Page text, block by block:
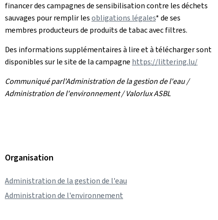
financer des campagnes de sensibilisation contre les déchets
sauvages pour remplir lesobligations légales* de ses
membres producteurs de produits de tabac avec filtres.
Des informations supplémentaires à lire et à télécharger sont
disponibles sur le site de la campagne https://littering.lu/
Communiqué parl'Administration de la gestion de l'eau /
Administration de l'environnement / Valorlux ASBL
Organisation
Administration de la gestion de l'eau
Administration de l'environnement